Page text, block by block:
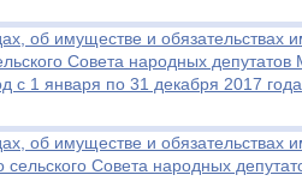
об имуществе и обязательствах
Совета народных
с 1 января по 31 декабря 2017 года
об имуществе и обязательствах
сельского Совета народных